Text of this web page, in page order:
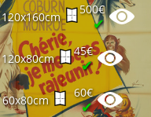
120x160cm
500€
✔
120x80cm
45€
✔
60x80cm
60€
✔